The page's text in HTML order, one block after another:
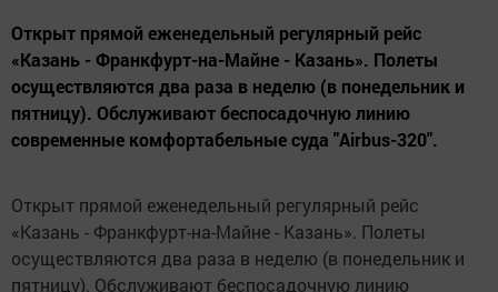
Открыт прямой еженедельный регулярный рейс
«Казань - Франкфурт-на-Майне - Казань». Полеты
осуществляются два раза в неделю (в понедельник и
пятницу). Обслуживают беспосадочную линию
современные комфортабельные суда "Airbus-320".
Открыт прямой еженедельный регулярный рейс
«Казань - Франкфурт-на-Майне - Казань». Полеты
осуществляются два раза в неделю (в понедельник и
пятницу). Обслуживают беспосадочную линию